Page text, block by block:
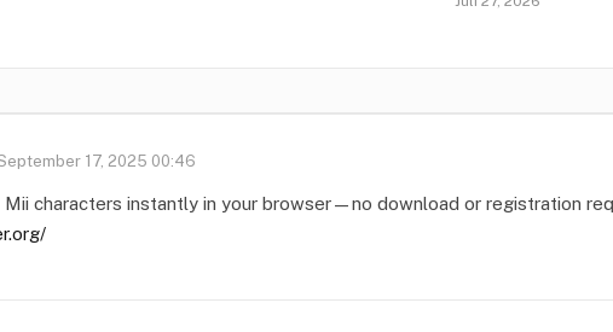
17, 2025 00:46
characters instantly in your browser—no download or registration